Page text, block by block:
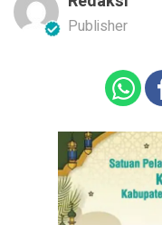
Publisher